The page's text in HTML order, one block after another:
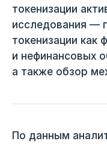
токенизации
исследования —
токенизации как
и нефинансовых
а также обзор
По данным